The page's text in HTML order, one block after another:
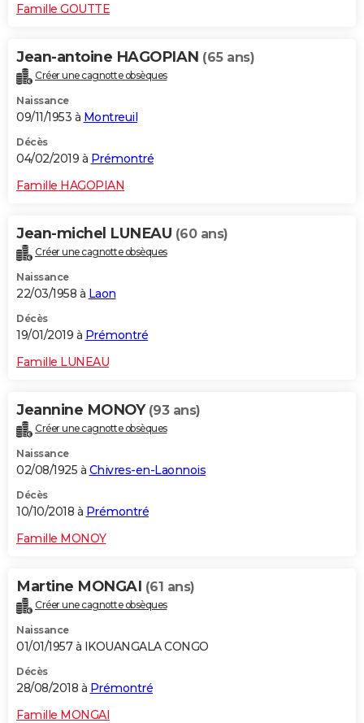
Famille GOUTTE
Jean-antoine HAGOPIAN (65 ans)
Créer une cagnotte obsèques
Naissance
09/11/1953 à Montreuil
Décès
04/02/2019 à Prémontré
Famille HAGOPIAN
Jean-michel LUNEAU (60 ans)
Créer une cagnotte obsèques
Naissance
22/03/1958 à Laon
Décès
19/01/2019 à Prémontré
Famille LUNEAU
Jeannine MONOY (93 ans)
Créer une cagnotte obsèques
Naissance
02/08/1925 à Chivres-en-Laonnois
Décès
10/10/2018 à Prémontré
Famille MONOY
Martine MONGAI (61 ans)
Créer une cagnotte obsèques
Naissance
01/01/1957 à IKOUANGALA CONGO
Décès
28/08/2018 à Prémontré
Famille MONGAI